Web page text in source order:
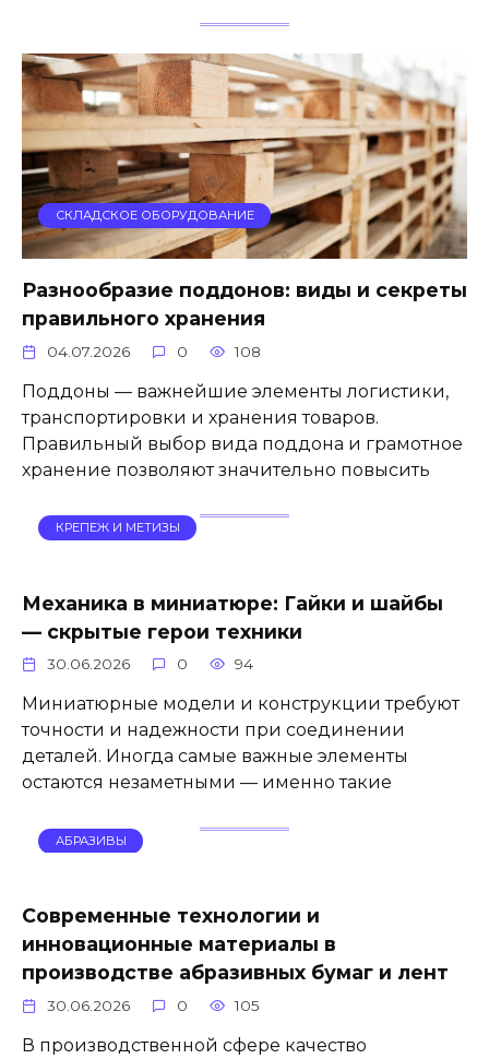
СКЛАДСКОЕ ОБОРУДОВАНИЕ
Разнообразие поддонов: виды и секреты
правильного хранения
04.07.2026 0 108
Поддоны — важнейшие элементы логистики,
транспортировки и хранения товаров.
Правильный выбор вида поддона и грамотное
хранение позволяют значительно повысить
КРЕПЕЖ И МЕТИЗЫ
Механика в миниатюре: Гайки и шайбы
— скрытые герои техники
30.06.2026 0 94
Миниатюрные модели и конструкции требуют
точности и надежности при соединении
деталей. Иногда самые важные элементы
остаются незаметными — именно такие
АБРАЗИВЫ
Современные технологии и
инновационные материалы в
производстве абразивных бумаг и лент
30.06.2026 0 105
В производственной сфере качество